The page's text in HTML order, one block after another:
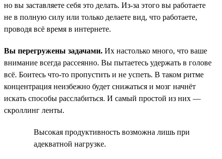
но вы заставляете себя это делать. Из-за этого вы работаете
не в полную силу или только делаете вид, что работаете,
проводя всё время в интернете.
Вы перегружены задачами. Их настолько много, что ваше
внимание всегда рассеянно. Вы пытаетесь удержать в голове
всё. Боитесь что-то пропустить и не успеть. В таком ритме
концентрация неизбежно будет снижаться и мозг начнёт
искать способы расслабиться. И самый простой из них —
скроллинг ленты.
Высокая продуктивность возможна лишь при
адекватной нагрузке.